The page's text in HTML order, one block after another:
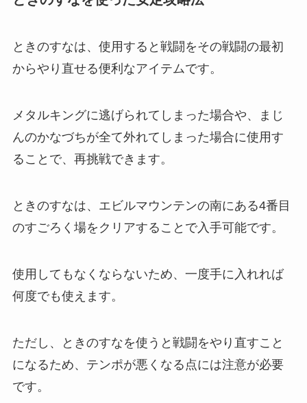
ときのすなは、使用すると戦闘をその戦闘の最初
からやり直せる便利なアイテムです。
メタルキングに逃げられてしまった場合や、まじ
んのかなづちが全て外れてしまった場合に使用す
ることで、再挑戦できます。
ときのすなは、エビルマウンテンの南にある4番目
のすごろく場をクリアすることで入手可能です。
使用してもなくならないため、一度手に入れれば
何度でも使えます。
ただし、ときのすなを使うと戦闘をやり直すこと
になるため、テンポが悪くなる点には注意が必要
です。